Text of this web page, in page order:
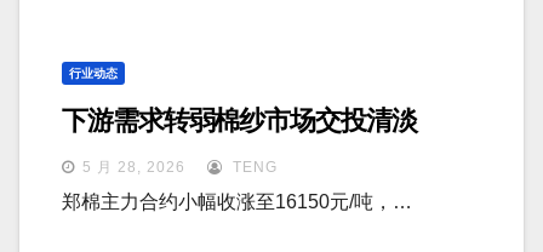
行业动态
下游需求转弱棉纱市场交投清淡
5 月 28, 2026 TENG
郑棉主力合约小幅收涨至16150元/吨，…